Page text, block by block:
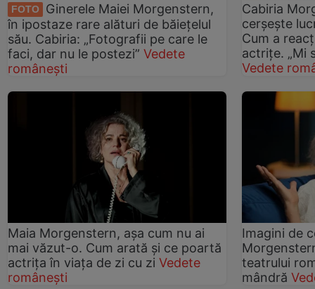
FOTO
Ginerele Maiei Morgenstern,
în ipostaze rare alături de băiețelul
său. Cabiria: „Fotografii pe care le
faci, dar nu le postezi” Vedete
românești
Cabiria
cerșește
Cum a
actrițe. „Mi
Vedete
Maia Morgenstern, așa cum nu ai
mai văzut-o. Cum arată și ce poartă
actrița în viața de zi cu zi Vedete
românești
Imagini de
teatrului
mândră